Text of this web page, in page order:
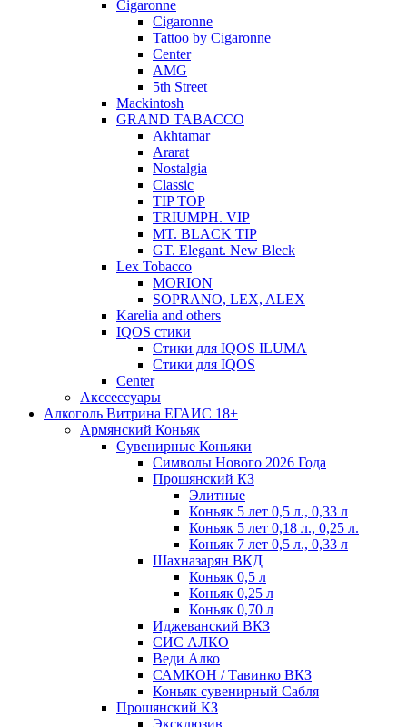
Cigaronne
Cigaronne
Tattoo by Cigaronne
Center
AMG
5th Street
Mackintosh
GRAND TABACCO
Akhtamar
Ararat
Nostalgia
Classic
TIP TOP
TRIUMPH. VIP
MT. BLACK TIP
GT. Elegant. New Bleck
Lex Tobacco
MORION
SOPRANO, LEX, ALEX
Karelia and others
IQOS стики
Стики для IQOS ILUMA
Стики для IQOS
Сenter
Акссессуары
Алкоголь Витрина ЕГАИС 18+
Армянский Коньяк
Сувенирные Коньяки
Символы Нового 2026 Года
Прошянский КЗ
Элитные
Коньяк 5 лет 0,5 л., 0,33 л
Коньяк 5 лет 0,18 л., 0,25 л.
Коньяк 7 лет 0,5 л., 0,33 л
Шахназарян ВКД
Коньяк 0,5 л
Коньяк 0,25 л
Коньяк 0,70 л
Иджеванский ВКЗ
СИС АЛКО
Веди Алко
САМКОН / Тавинко ВКЗ
Коньяк сувенирный Сабля
Прошянский КЗ
Эксклюзив